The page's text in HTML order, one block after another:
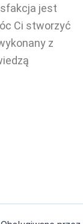
jest
Ci stworzyć
z